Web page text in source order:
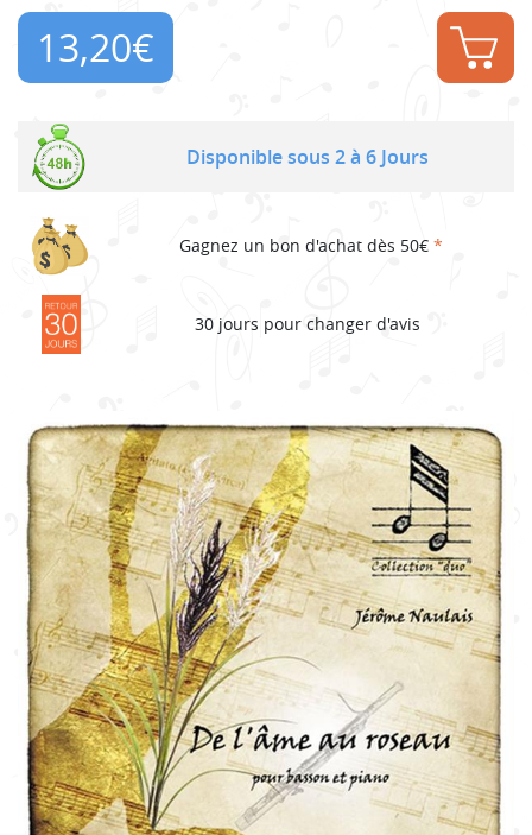
13,20€
Disponible sous 2 à 6 Jours
Gagnez un bon d'achat dès 50€ *
30 jours pour changer d'avis